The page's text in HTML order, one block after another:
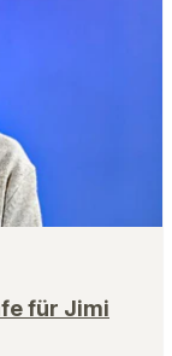
für Jimi